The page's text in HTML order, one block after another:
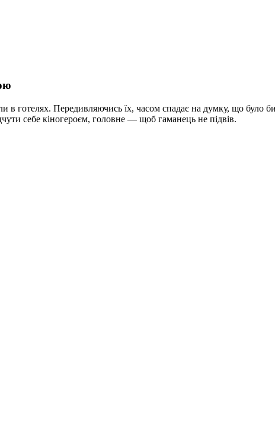
в готелях. Передивляючись їх, часом спадає на думку, що
себе кіногероєм, головне — щоб гаманець не підвів.